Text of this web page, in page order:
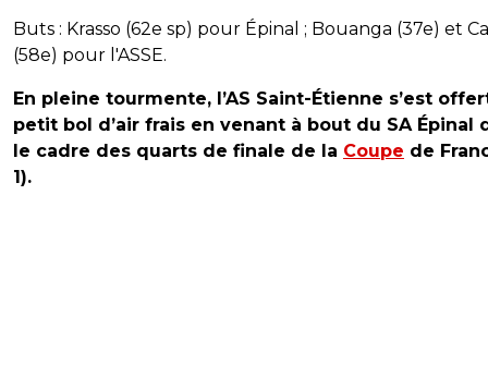
Buts : Krasso (62e sp) pour Épinal ; Bouanga (37e) et
(58e) pour l'ASSE.
En pleine tourmente, l’AS Saint-Étienne s’est
petit bol d’air frais en venant à bout du SA Épinal
le cadre des quarts de finale de la Coupe de
1).